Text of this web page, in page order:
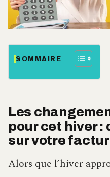
SOMMAIRE
Les
pour cet hiver :
sur votre
Alors que l’hiver